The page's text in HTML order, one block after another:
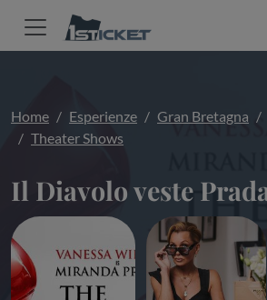
Home Esperienze Gran Bretagna
Theater Shows
Il Diavolo veste